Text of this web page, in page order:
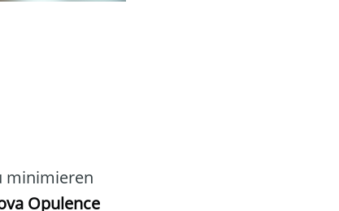
minimieren
Opulence